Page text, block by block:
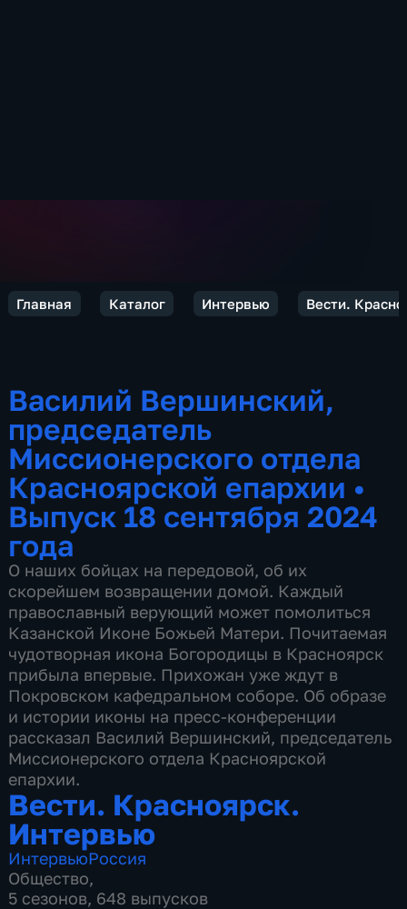
Главная Каталог Интервью Вести.
Василий Вершинский,
председатель
Миссионерского отдела
Красноярской епархии •
Выпуск 18 сентября 2024
года
О наших бойцах на передовой, об их
скорейшем возвращении домой. Каждый
православный верующий может помолиться
Казанской Иконе Божьей Матери. Почитаемая
чудотворная икона Богородицы в Красноярск
прибыла впервые. Прихожан уже ждут в
Покровском кафедральном соборе. Об образе
и истории иконы на пресс-конференции
рассказал Василий Вершинский, председатель
Миссионерского отдела Красноярской
епархии.
Вести. Красноярск.
Интервью
ИнтервьюРоссия
Общество,
5 сезонов, 648 выпусков